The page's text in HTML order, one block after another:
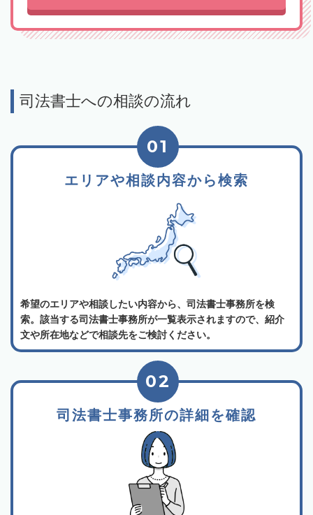
司法書士への相談の流れ
エリアや相談内容から検索
01
希望のエリアや相談したい内容から、司法書士事務所を検
索。該当する司法書士事務所が一覧表示されますので、紹介
文や所在地などで相談先をご検討ください。
司法書士事務所の詳細を確認
02